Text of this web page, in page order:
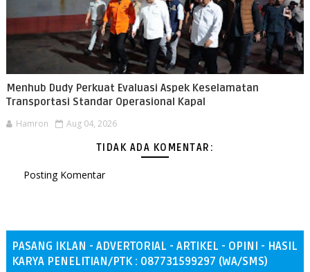
Menhub Dudy Perkuat Evaluasi Aspek Keselamatan
Transportasi Standar Operasional Kapal
Hamron Aug 04, 2026
TIDAK ADA KOMENTAR:
Posting Komentar
PASANG IKLAN - ADVERTORIAL - ARTIKEL - OPINI - HASIL
KARYA PENELITIAN/PTK : 087731599297 (WA/SMS)